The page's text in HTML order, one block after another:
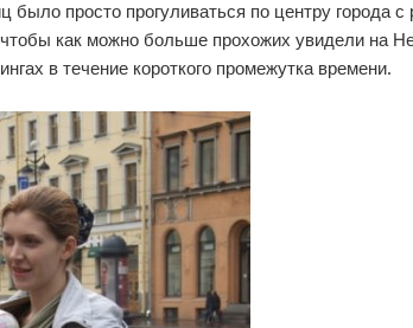
было просто прогуливаться по центру города
чтобы как можно больше прохожих увидели на
в течение короткого промежутка времени.